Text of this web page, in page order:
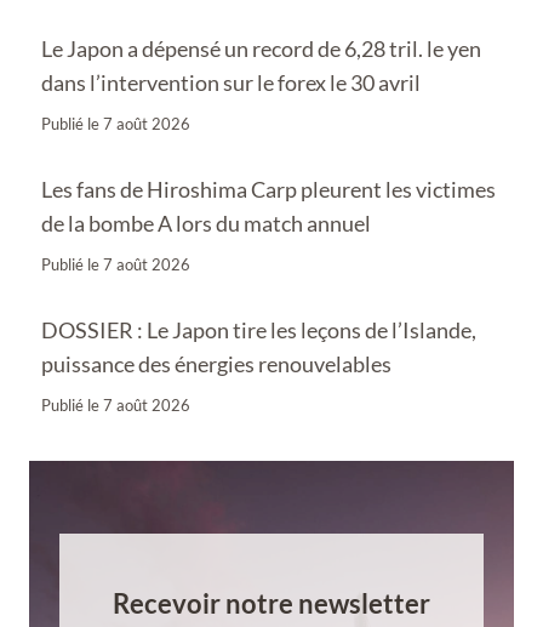
Le Japon a dépensé un record de 6,28 tril. le yen
dans l’intervention sur le forex le 30 avril
Publié le7 août 2026
Les fans de Hiroshima Carp pleurent les victimes
de la bombe A lors du match annuel
Publié le7 août 2026
DOSSIER : Le Japon tire les leçons de l’Islande,
puissance des énergies renouvelables
Publié le7 août 2026
Recevoir notre newsletter